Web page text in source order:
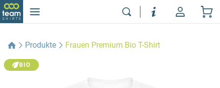
Produkte Frauen Premium Bio T-Shirt
BIO